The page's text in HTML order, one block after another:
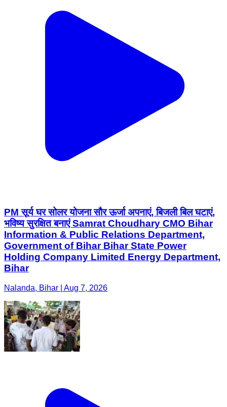
PM सूर्य घर सोलर योजना सौर ऊर्जा अपनाएं, बिजली बिल घटाएं,
भविष्य सुरक्षित बनाएं Samrat Choudhary CMO Bihar
Information & Public Relations Department,
Government of Bihar Bihar State Power
Holding Company Limited Energy Department,
Bihar
Nalanda, Bihar | Aug 7, 2026